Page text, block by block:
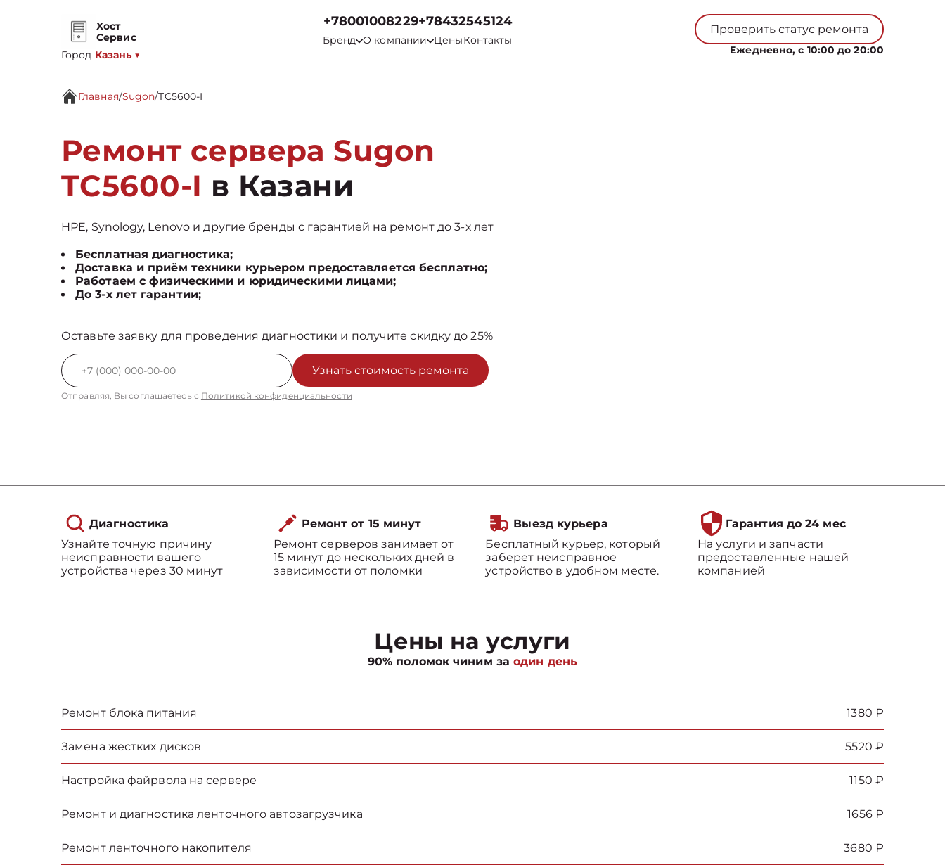
Хост
Сервис
Город Казань ▼
+78001008229+78432545124
Бренд О компании ЦеныКонтакты
Проверить статус ремонта
Ежедневно, с 10:00 до 20:00
Главная/Sugon/TC5600-I
Ремонт сервера Sugon
TC5600-I в Казани
HPE, Synology, Lenovo и другие бренды с гарантией на ремонт до 3-х лет
Бесплатная диагностика;
Доставка и приём техники курьером предоставляется бесплатно;
Работаем с физическими и юридическими лицами;
До 3-х лет гарантии;
Оставьте заявку для проведения диагностики и получите скидку до 25%
Узнать стоимость ремонта
Отправляя, Вы соглашаетесь с Политикой конфиденциальности
Диагностика
Узнайте точную причину
неисправности вашего
устройства через 30 минут
Ремонт от 15 минут
Ремонт серверов занимает от
15 минут до нескольких дней в
зависимости от поломки
Выезд курьера
Бесплатный курьер, который
заберет неисправное
устройство в удобном месте.
Гарантия до 24 мес
На услуги и запчасти
предоставленные нашей
компанией
Цены на услуги
90% поломок чиним заодин день
Ремонт блока питания 1380 ₽
Замена жестких дисков 5520 ₽
Настройка файрвола на сервере 1150 ₽
Ремонт и диагностика ленточного автозагрузчика 1656 ₽
Ремонт ленточного накопителя 3680 ₽